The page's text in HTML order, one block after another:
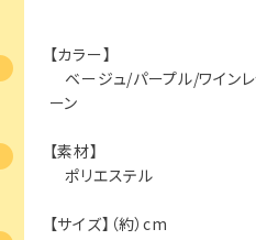
【カラー】
ベージュ/パープル/ワインレ
ーン
【素材】
ポリエステル
【サイズ】（約）cm